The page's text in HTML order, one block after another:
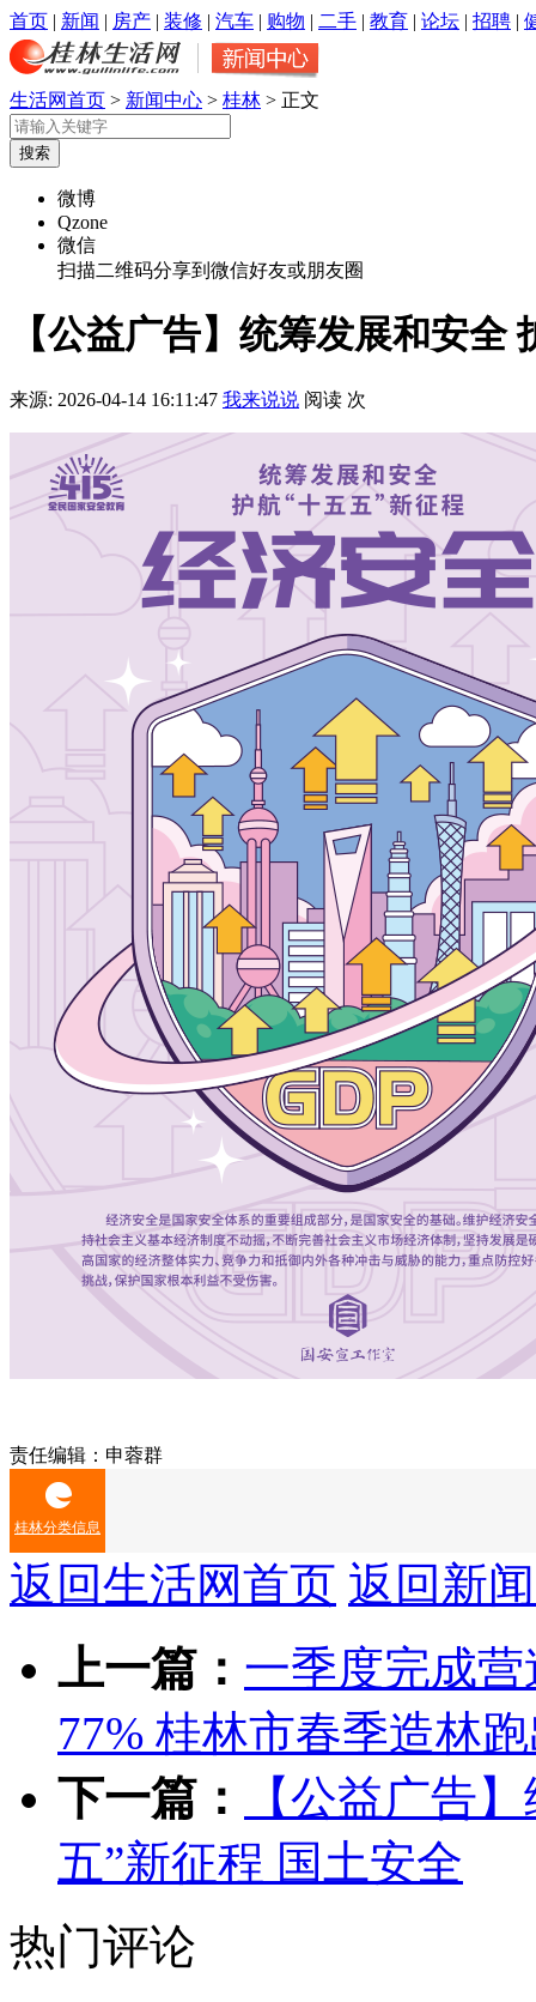
首页 | 新闻 | 房产 | 装修 | 汽车 | 购物 | 二手 | 教育 | 论坛 | 招聘 |
生活网首页 > 新闻中心 > 桂林 > 正文
微博
Qzone
微信
扫描二维码分享到微信好友或朋友圈
【公益广告】统筹发展和安全
来源: 2026-04-14 16:11:47 我来说说 阅读 次
责任编辑：申蓉群
桂林分类信息
返回生活网首页 返回新
上一篇： 一季度完成
77% 桂林市春季造林
下一篇：
【公益广告
五”新征程 国土安全
热门评论